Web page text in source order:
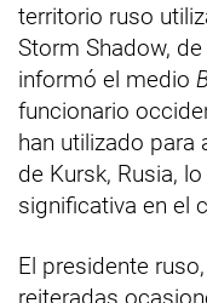
territorio ruso
Storm Shadow,
informó el medio
funcionario
han utilizado para
de Kursk, Rusia,
significativa en el
El presidente
reiteradas